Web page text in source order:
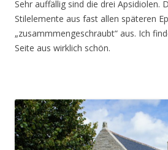
Sehr auffällig sind die drei Apsidiolen.
Stilelemente aus fast allen späteren
„zusammmengeschraubt“ aus. Ich
Seite aus wirklich schön.